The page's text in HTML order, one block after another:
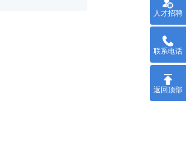
人才招聘
联系电话
返回顶部